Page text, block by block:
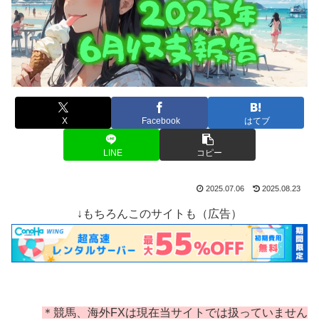
X Facebook はてブ
LINE コピー
2025.07.06 2025.08.23
↓もちろんこのサイトも（広告）
＊競馬、海外FXは現在当サイトでは扱っていません